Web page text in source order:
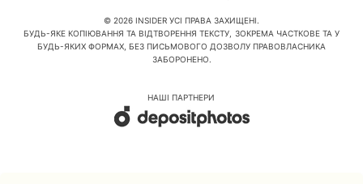
© 2026 INSIDER УСІ ПРАВА ЗАХИЩЕНІ.
БУДЬ-ЯКЕ КОПІЮВАННЯ ТА ВІДТВОРЕННЯ ТЕКСТУ, ЗОКРЕМА ЧАСТКОВЕ ТА У
БУДЬ-ЯКИХ ФОРМАХ, БЕЗ ПИСЬМОВОГО ДОЗВОЛУ ПРАВОВЛАСНИКА
ЗАБОРОНЕНО.
НАШІ ПАРТНЕРИ